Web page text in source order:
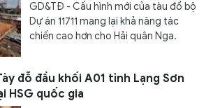
GD&TĐ - Cấu hình mới của tàu đổ bộ
Dự án 11711 mang lại khả năng tác
chiến cao hơn cho Hải quân Nga.
đỗ đầu khối A01 tỉnh Lạng Sơn
HSG quốc gia